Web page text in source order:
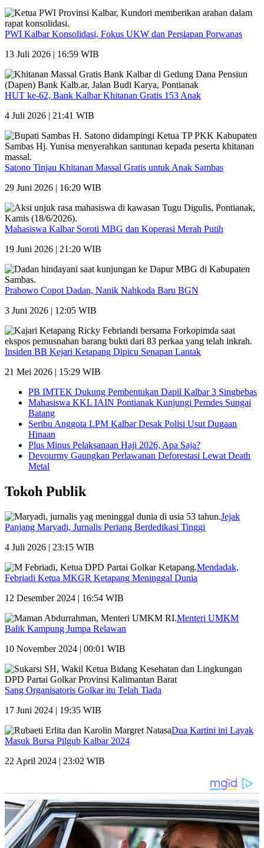
PWI Kalbar Konsolidasi, Fokus UKW dan Persiapan Porwanas
13 Juli 2026 | 16:59 WIB
HUT ke-62, Bank Kalbar Khitanan Gratis 153 Anak
4 Juli 2026 | 21:41 WIB
Satono Tinjau Khitanan Massal Gratis untuk Anak Sambas
29 Juni 2026 | 16:20 WIB
Mahasiswa Kalbar Soroti MBG dan Koperasi Merah Putih
19 Juni 2026 | 21:20 WIB
Prabowo Copot Dadan, Nanik Nahkoda Baru BGN
3 Juni 2026 | 12:05 WIB
Insiden BB Kejari Ketapang Dipicu Senapan Lantak
21 Mei 2026 | 15:29 WIB
PB IMTEK Dukung Pembentukan Dapil Kalbar 3 Singbebas
Mahasiswa KKL IAIN Pontianak Kunjungi Pemdes Sungai
Batang
Seribu Anggota LPM Kalbar Desak Polisi Usut Dugaan
Hinaan
Plus Minus Pelaksanaan Haji 2026, Apa Saja?
Devourmy Gaungkan Perlawanan Deforestasi Lewat Death
Metal
Tokoh Publik
Jejak
Panjang Maryadi, Jurnalis Periang Berdedikasi Tinggi
4 Juli 2026 | 23:15 WIB
Mendadak,
Febriadi Ketua MKGR Ketapang Meninggal Dunia
12 Desember 2024 | 16:54 WIB
Menteri UMKM
Balik Kampung Jumpa Relawan
10 November 2024 | 00:01 WIB
Sang Organisatoris Golkar itu Telah Tiada
17 Juni 2024 | 19:35 WIB
Dua Kartini ini Layak
Masuk Bursa Pilgub Kalbar 2024
22 April 2024 | 23:02 WIB